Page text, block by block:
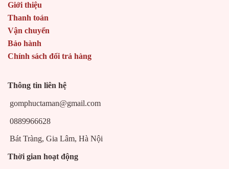
Giới thiệu
Thanh toán
Vận chuyển
Bảo hành
Chính sách đổi trả hàng
Thông tin liên hệ
gomphuctaman@gmail.com
0889966628
Bát Tràng, Gia Lâm, Hà Nội
Thời gian hoạt động